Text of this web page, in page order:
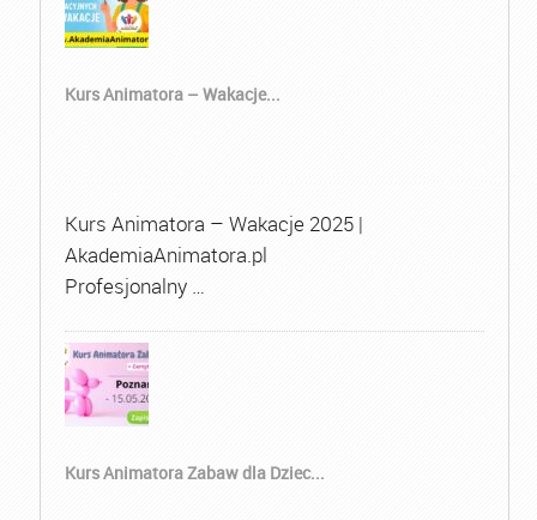
Kurs Animatora – Wakacje...
Kurs Animatora – Wakacje 2025 |
AkademiaAnimatora.pl
Profesjonalny …
Kurs Animatora Zabaw dla Dziec...